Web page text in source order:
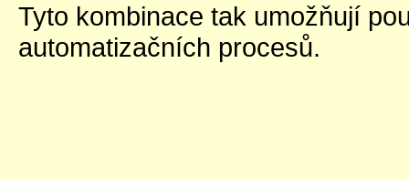
Tyto kombinace tak umožňují
automatizačních procesů.